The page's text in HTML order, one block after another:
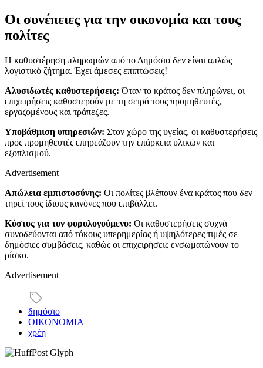
Οι συνέπειες για την οικονομία και τους
πολίτες
Η καθυστέρηση πληρωμών από το Δημόσιο δεν είναι απλώς
λογιστικό ζήτημα. Έχει άμεσες επιπτώσεις!
Αλυσιδωτές καθυστερήσεις: Όταν το κράτος δεν πληρώνει, οι
επιχειρήσεις καθυστερούν με τη σειρά τους προμηθευτές,
εργαζομένους και τράπεζες.
Υποβάθμιση υπηρεσιών: Στον χώρο της υγείας, οι καθυστερήσεις
προς προμηθευτές επηρεάζουν την επάρκεια υλικών και
εξοπλισμού.
Advertisement
Απώλεια εμπιστοσύνης: Οι πολίτες βλέπουν ένα κράτος που δεν
τηρεί τους ίδιους κανόνες που επιβάλλει.
Κόστος για τον φορολογούμενο: Οι καθυστερήσεις συχνά
συνοδεύονται από τόκους υπερημερίας ή υψηλότερες τιμές σε
δημόσιες συμβάσεις, καθώς οι επιχειρήσεις ενσωματώνουν το
ρίσκο.
Advertisement
δημόσιο
ΟΙΚΟΝΟΜΙΑ
χρέη